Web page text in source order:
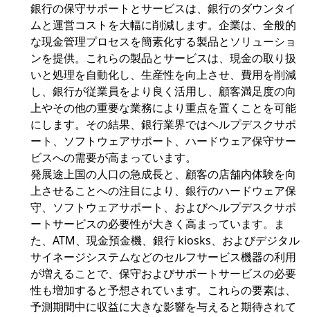
銀行の保守サポートとサービスは、銀行のダウンタイ
ムと運営コストを大幅に削減します。企業は、全般的
な現金管理プロセスを簡素化する製品とソリューショ
ンを提供。これらの製品とサービスは、現金の取り扱
いと処理を自動化し、生産性を向上させ、費用を削減
し、銀行が従業員をより良く活用し、顧客満足度の向
上やその他の重要な業務により重点を置くことを可能
にします。その結果、銀行業界ではヘルプデスクサポ
ート、ソフトウェアサポート、ハードウェア保守サー
ビスへの需要が高まっています。
発展途上国の人口の急成長と、顧客の店舗内体験を向
上させることへの注目により、銀行のハードウェア保
守、ソフトウェアサポート、およびヘルプデスクサポ
ートサービスの必要性が大きく高まっています。ま
た、ATM、現金預金機、銀行 kiosks、およびデジタル
サイネージシステムなどのセルフサービス機器の利用
が増えることで、保守およびサポートサービスの必要
性も増加すると予想されています。これらの要素は、
予測期間中に収益に大きな影響を与えると期待されて